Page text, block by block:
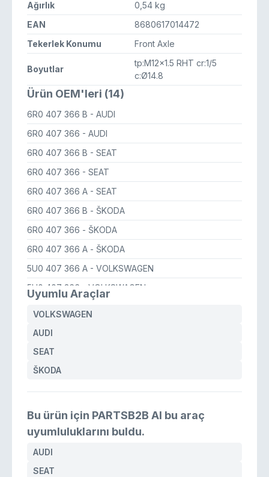
Ağırlık
0,54 kg
EAN
8680617014472
Tekerlek Konumu
Front Axle
Boyutlar
tp:M12x1.5 RHT cr:1/5
c:Ø14.8
Ürün OEM'leri (14)
6R0 407 366 B - AUDI
6R0 407 366 - AUDI
6R0 407 366 B - SEAT
6R0 407 366 - SEAT
6R0 407 366 A - SEAT
6R0 407 366 B - ŠKODA
6R0 407 366 - ŠKODA
6R0 407 366 A - ŠKODA
5U0 407 366 A - VOLKSWAGEN
5U0 407 366
- VOLKSWAGEN
6R0 407 366 A
Uyumlu Araçlar
VOLKSWAGEN
AUDI
SEAT
ŠKODA
Bu ürün için PARTSB2B AI bu araç
uyumluluklarını buldu.
AUDI
SEAT